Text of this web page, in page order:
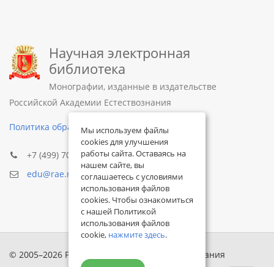
Научная электронная
библиотека
Монографии, изданные в издательстве
Российской Академии Естествознания
Политика обработки персональных данных
+7 (499) 705-72-30
edu@rae.ru
© 2005–2026 Российская академия естествознания
Мы используем файлы
cookies для улучшения
работы сайта. Оставаясь на
нашем сайте, вы
соглашаетесь с условиями
использования файлов
cookies. Чтобы ознакомиться
с нашей Политикой
использования файлов
cookie, нажмите здесь.